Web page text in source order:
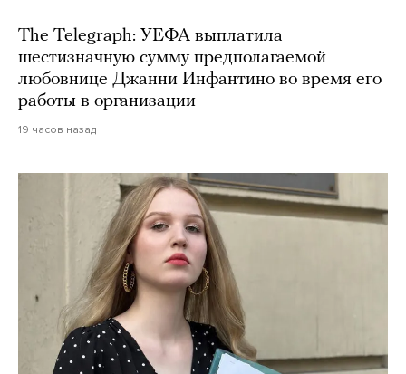
The Telegraph: УЕФА выплатила
шестизначную сумму предполагаемой
любовнице Джанни Инфантино во время его
работы в организации
19 часов назад